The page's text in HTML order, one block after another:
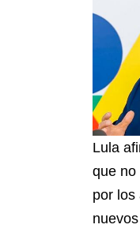
Lula
que no
por los